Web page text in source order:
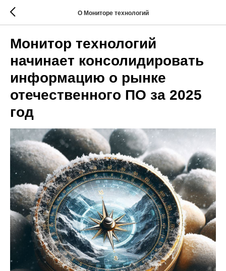
О Мониторе технологий
Монитор технологий
начинает консолидировать
информацию о рынке
отечественного ПО за 2025
год